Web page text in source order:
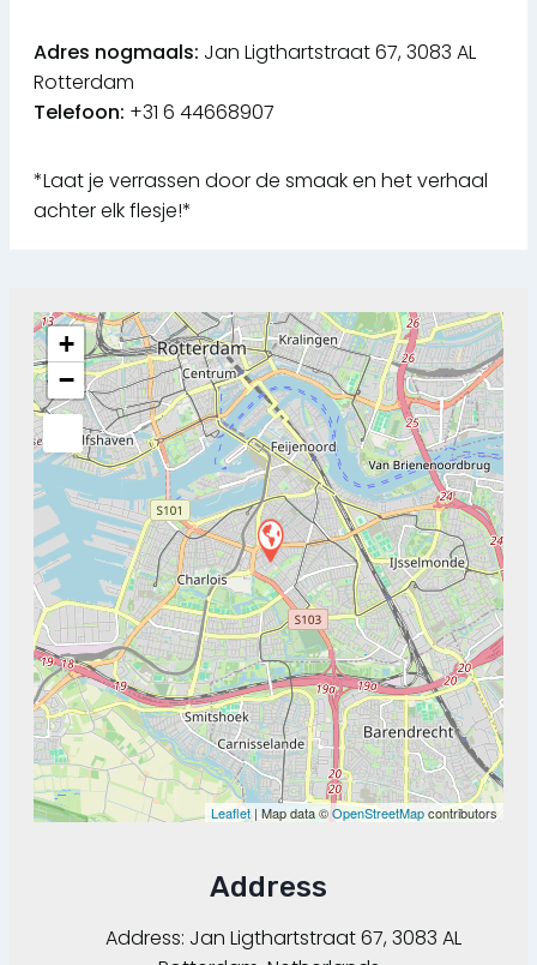
Adres nogmaals: Jan Ligthartstraat 67, 3083 AL
Rotterdam
Telefoon: +31 6 44668907
*Laat je verrassen door de smaak en het verhaal
achter elk flesje!*
+
−
Leaflet | Map data ©OpenStreetMapcontributors
Address
Address: Jan Ligthartstraat 67, 3083 AL